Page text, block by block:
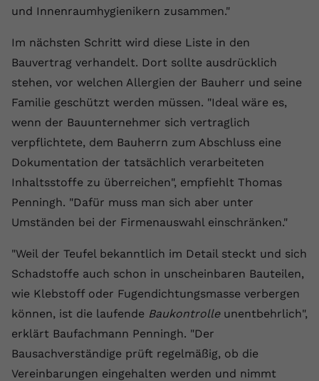
und Innenraumhygienikern zusammen."
Im nächsten Schritt wird diese Liste in den
Bauvertrag verhandelt. Dort sollte ausdrücklich
stehen, vor welchen Allergien der Bauherr und seine
Familie geschützt werden müssen. "Ideal wäre es,
wenn der Bauunternehmer sich vertraglich
verpflichtete, dem Bauherrn zum Abschluss eine
Dokumentation der tatsächlich verarbeiteten
Inhaltsstoffe zu überreichen", empfiehlt Thomas
Penningh. "Dafür muss man sich aber unter
Umständen bei der Firmenauswahl einschränken."
"Weil der Teufel bekanntlich im Detail steckt und sich
Schadstoffe auch schon in unscheinbaren Bauteilen,
wie Klebstoff oder Fugendichtungsmasse verbergen
können, ist die laufende Baukontrolleunentbehrlich",
erklärt Baufachmann Penningh. "Der
Bausachverständige prüft regelmäßig, ob die
Vereinbarungen eingehalten werden und nimmt
Name yt.innertube::requests
Anbieter youtube.com
Laufzeit Session
Dieser von YouTube gesetzte Cookie
Daten darüber zu speichern, welche
Videos von YouTube der Nutzer
gesehen hat.
Name yt.innertube::nextId
Laufzeit Session
Zweck
Dieser von YouTube gesetzte Cookie
registriert eine eindeutige ID, um
Daten darüber zu speichern, welche
Videos von YouTube der Nutzer
gesehen hat.